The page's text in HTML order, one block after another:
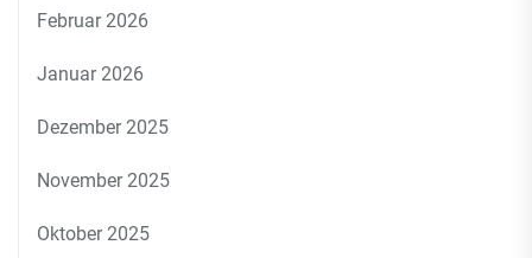
Februar 2026
Januar 2026
Dezember 2025
November 2025
Oktober 2025